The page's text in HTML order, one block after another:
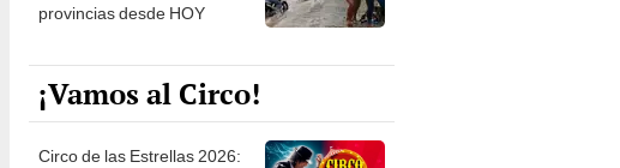
provincias desde HOY
¡Vamos al Circo!
Circo de las Estrellas 2026: